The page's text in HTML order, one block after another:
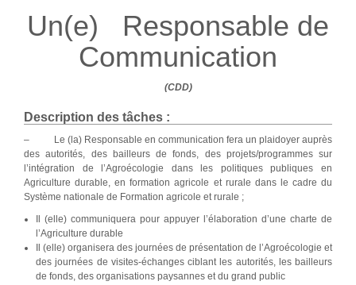
Un(e) Responsable de
Communication
(CDD)
Description des tâches :
– Le (la) Responsable en communication fera un plaidoyer auprès
des autorités, des bailleurs de fonds, des projets/programmes sur
l’intégration de l’Agroécologie dans les politiques publiques en
Agriculture durable, en formation agricole et rurale dans le cadre du
Système nationale de Formation agricole et rurale ;
Il (elle) communiquera pour appuyer l’élaboration d’une charte de
l’Agriculture durable
Il (elle) organisera des journées de présentation de l’Agroécologie et
des journées de visites-échanges ciblant les autorités, les bailleurs
de fonds, des organisations paysannes et du grand public